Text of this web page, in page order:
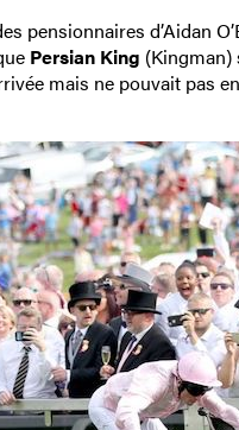
pensionnaires d’Aidan
Persian King (Kingman)
mais ne pouvait pas